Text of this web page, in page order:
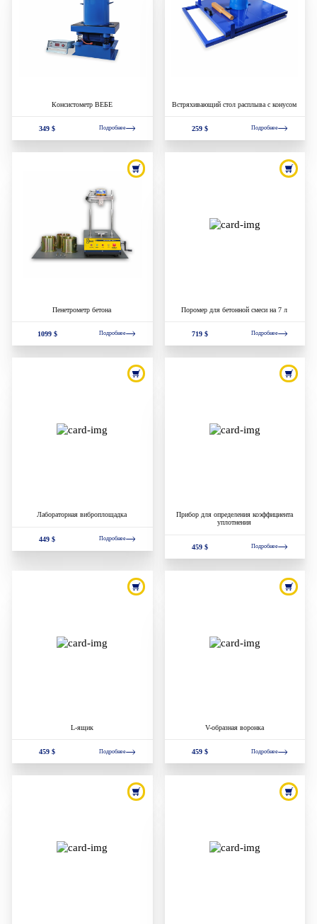
Консистометр ВЕБЕ
349 $ Подробнее
Встряхивающий стол расплыва с конусом
259 $ Подробнее
Пенетрометр бетона
1099 $ Подробнее
Поромер для бетонной смеси на 7 л
719 $ Подробнее
Лабораторная виброплощадка
449 $ Подробнее
Прибор для определения коэффициента
уплотнения
459 $ Подробнее
L-ящик
459 $ Подробнее
V-образная воронка
459 $ Подробнее